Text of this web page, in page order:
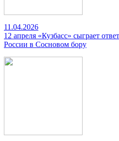
11.04.2026
12 апреля «Кузбасс» сыграет
России в Сосновом бору